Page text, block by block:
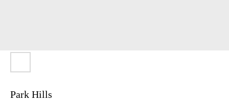
Park Hills